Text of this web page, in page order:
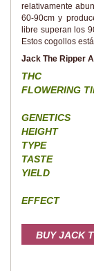
relativamente
60-90cm y
libre superan los
Estos cogollos
Jack The Ripper
THC
FLOWERING
GENETICS
HEIGHT
TYPE
TASTE
YIELD
EFFECT
BUY JACK